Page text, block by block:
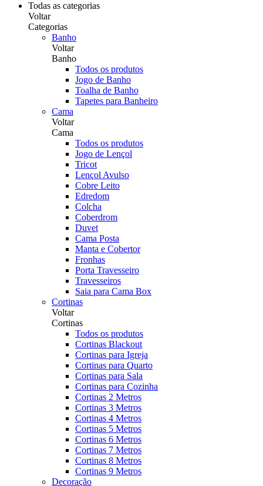
Todas as categorias
Voltar
Categorias
Banho
Voltar
Banho
Todos os produtos
Jogo de Banho
Toalha de Banho
Tapetes para Banheiro
Cama
Voltar
Cama
Todos os produtos
Jogo de Lençol
Tricot
Lençol Avulso
Cobre Leito
Edredom
Colcha
Coberdrom
Duvet
Cama Posta
Manta e Cobertor
Fronhas
Porta Travesseiro
Travesseiros
Saia para Cama Box
Cortinas
Voltar
Cortinas
Todos os produtos
Cortinas Blackout
Cortinas para Igreja
Cortinas para Quarto
Cortinas para Sala
Cortinas para Cozinha
Cortinas 2 Metros
Cortinas 3 Metros
Cortinas 4 Metros
Cortinas 5 Metros
Cortinas 6 Metros
Cortinas 7 Metros
Cortinas 8 Metros
Cortinas 9 Metros
Decoração